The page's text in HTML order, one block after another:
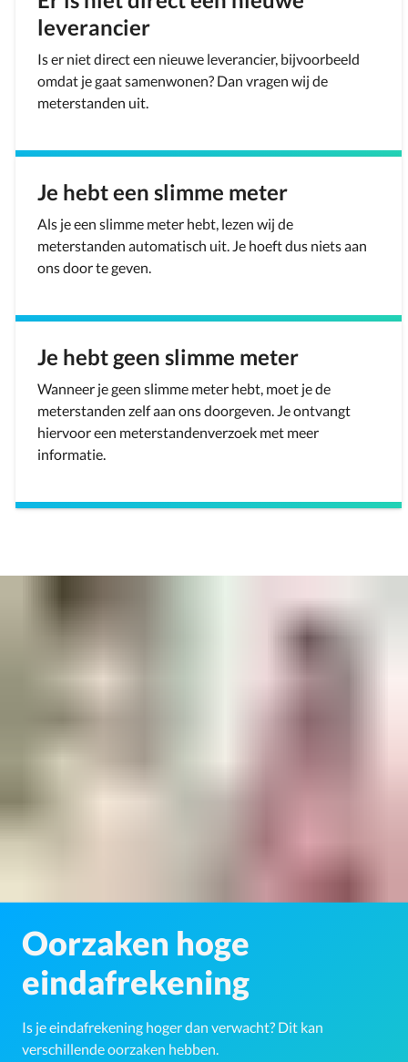
leverancier
Is er niet direct een nieuwe leverancier, bijvoorbeeld
omdat je gaat samenwonen? Dan vragen wij de
meterstanden uit.
Je hebt een slimme meter
Als je een slimme meter hebt, lezen wij de
meterstanden automatisch uit. Je hoeft dus niets aan
ons door te geven.
Je hebt geen slimme meter
Wanneer je geen slimme meter hebt, moet je de
meterstanden zelf aan ons doorgeven. Je ontvangt
hiervoor een meterstandenverzoek met meer
informatie.
Oorzaken hoge
eindafrekening
Is je eindafrekening hoger dan verwacht? Dit kan
verschillende oorzaken hebben.